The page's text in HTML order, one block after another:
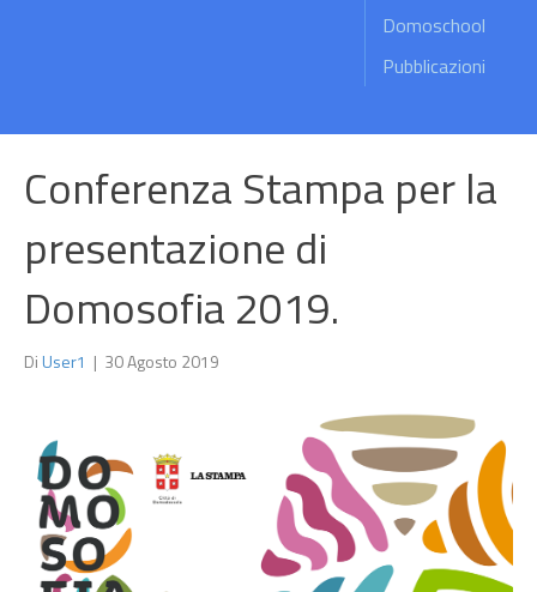
Domoschool
Pubblicazioni
Conferenza Stampa per la
presentazione di
Domosofia 2019.
DiUser1 | 30 Agosto 2019